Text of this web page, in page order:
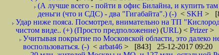
(А лучше всего - пойти в офис Билайна, и купить
деньги (что и СДС) - два "Гигабайта".) (-) < SKH >
Удар ниже пояса. Посмотрел, внимательно на ТП
чистом виде.. (+) (Просто предположение) (URL) < Prizer>
Учитывая покрытие по Московской области, это далеко
воспользоваться. (-) < arbat46 > [843] 25-12-2017 09:20